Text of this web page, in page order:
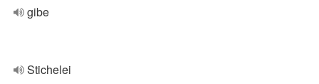
gibe
Stichelei